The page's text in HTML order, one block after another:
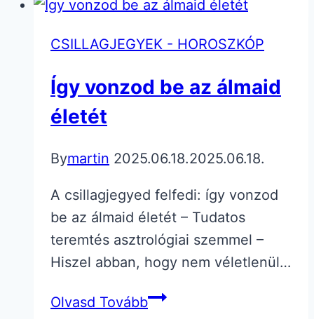
CSILLAGJEGYEK - HOROSZKÓP
Így vonzod be az álmaid
életét
Bymartin 2025.06.18.2025.06.18.
A csillagjegyed felfedi: így vonzod
be az álmaid életét – Tudatos
teremtés asztrológiai szemmel –
Hiszel abban, hogy nem véletlenül…
Olvasd TovábbÍgy